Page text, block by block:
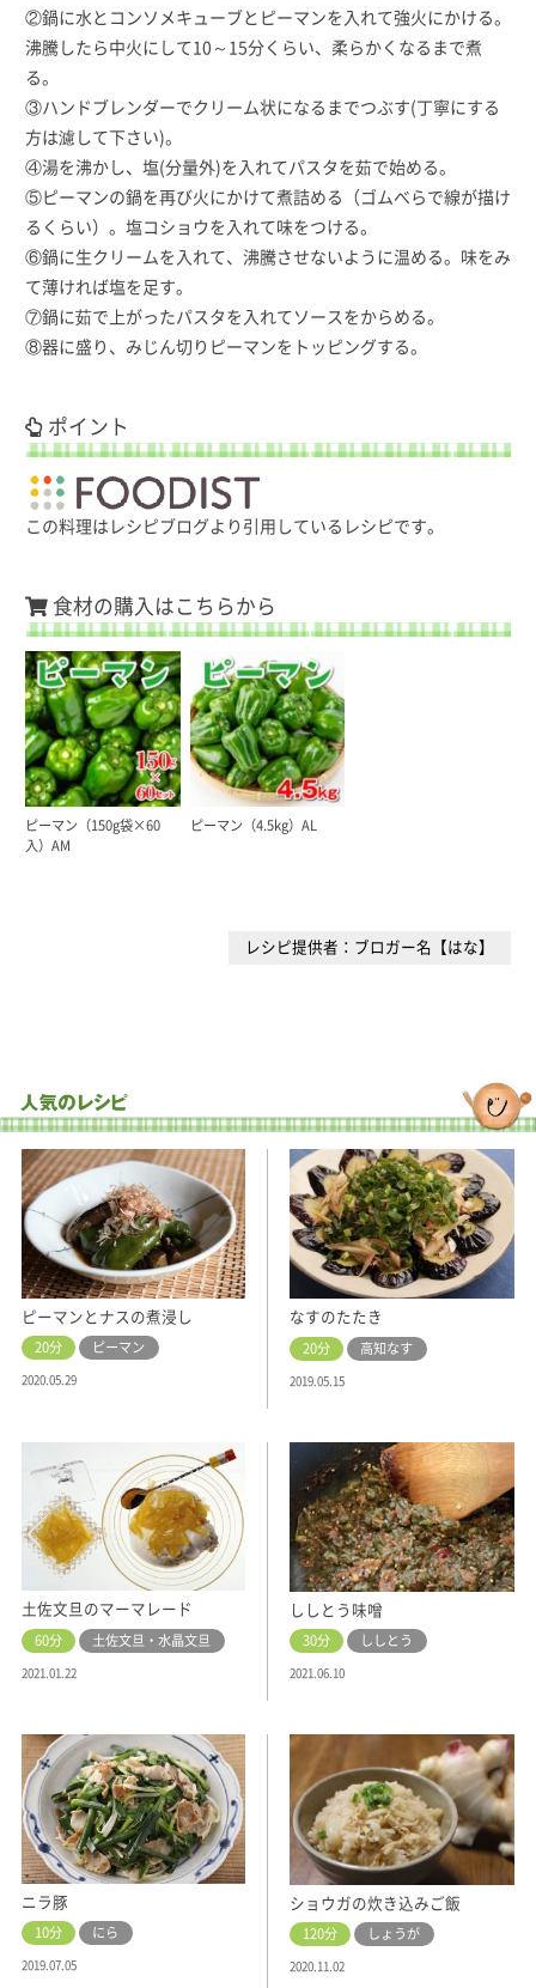
②鍋に水とコンソメキューブとピーマンを入れて強火にかける。
沸騰したら中火にして10～15分くらい、柔らかくなるまで煮
る。
③ハンドブレンダーでクリーム状になるまでつぶす(丁寧にする
方は濾して下さい)。
④湯を沸かし、塩(分量外)を入れてパスタを茹で始める。
⑤ピーマンの鍋を再び火にかけて煮詰める（ゴムべらで線が描け
るくらい）。塩コショウを入れて味をつける。
⑥鍋に生クリームを入れて、沸騰させないように温める。味をみ
て薄ければ塩を足す。
⑦鍋に茹で上がったパスタを入れてソースをからめる。
⑧器に盛り、みじん切りピーマンをトッピングする。
ポイント
この料理はレシピブログより引用しているレシピです。
食材の購入はこちらから
ピーマン（150g袋×60
入）AM
ピーマン（4.5kg）AL
レシピ提供者：ブロガー名【はな】
ピーマンとナスの煮浸し
20分 ピーマン
2020.05.29
なすのたたき
20分 高知なす
2019.05.15
土佐文旦のマーマレード
60分 土佐文旦・水晶文旦
2021.01.22
ししとう味噌
30分 ししとう
2021.06.10
ニラ豚
10分 にら
2019.07.05
ショウガの炊き込みご飯
120分 しょうが
2020.11.02